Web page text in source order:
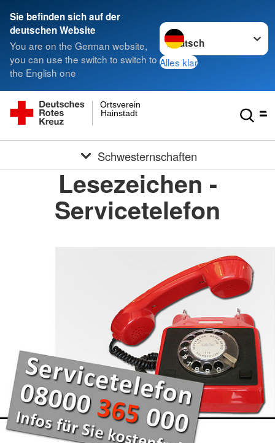
Sie befinden sich auf der
deutschen Website
You are on the German website,
you can use the switch to switch to
the English one
Sprache wechseln zu
Alles klar
Hainstadt
Ortsverein
Schwesternschaften
Lesezeichen -
Servicetelefon